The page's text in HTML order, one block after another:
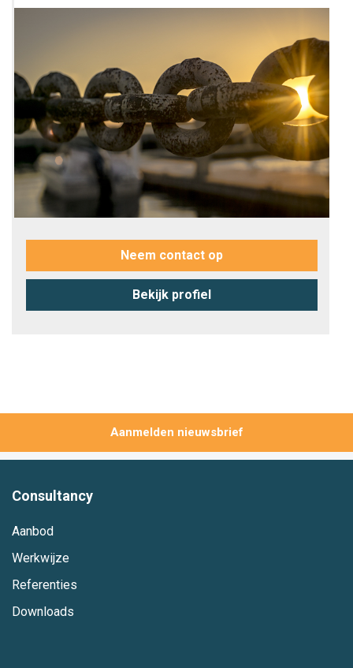
Neem contact op
Bekijk profiel
Aanmelden
Consultancy
Aanbod
Werkwijze
Referenties
Downloads